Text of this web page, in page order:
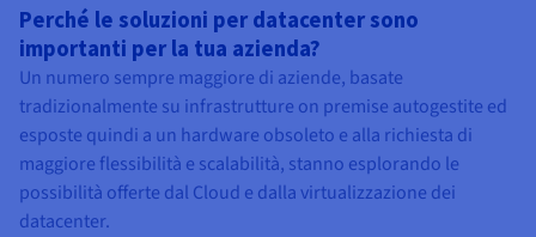
Perché le soluzioni per datacenter sono
importanti per la tua azienda?
Un numero sempre maggiore di aziende, basate
tradizionalmente su infrastrutture on premise autogestite ed
esposte quindi a un hardware obsoleto e alla richiesta di
maggiore flessibilità e scalabilità, stanno esplorando le
possibilità offerte dal Cloud e dalla virtualizzazione dei
datacenter.